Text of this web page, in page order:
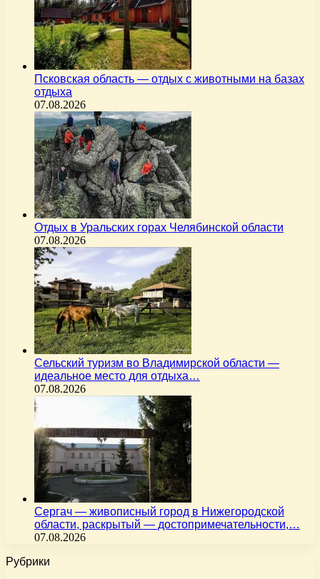
Псковская область — отдых с животными на базах
отдыха
07.08.2026
Отдых в Уральских горах Челябинской области
07.08.2026
Сельский туризм во Владимирской области —
идеальное место для отдыха…
07.08.2026
Сергач — живописный город в Нижегородской
области, раскрытый — достопримечательности,…
07.08.2026
Рубрики